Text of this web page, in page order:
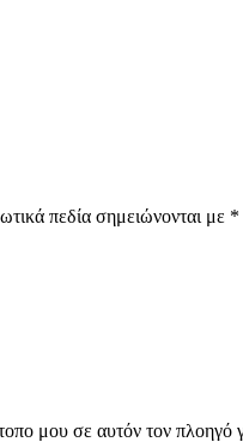
πεδία σημειώνονται με *
μου σε αυτόν τον